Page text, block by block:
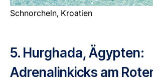
Schnorcheln, Kroatien
5. Hurghada, Ägypten:
Adrenalinkicks am